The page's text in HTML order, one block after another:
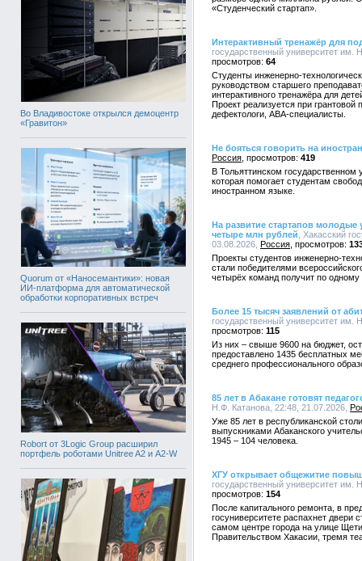
Во Владивостоке открылся демоцентр
«Гравитон»
Quorum от «Наносемантики»: новая
ИИ-платформа для автоматической
обработки корпоративных встреч
Robort от 3Logic Group расширил
портфель роботами Unitree A2 и A2-W
«Студенческий стартап».
Интерактивный тренажёр для
государственный университет им.
64
Студенты инженерно-
руководством старшего
интерактивного тренажёра для
Проект реализуется при грантовой
дефектологи, АВА-специалисты.
Не бояться говорить на
Россия
419
В Тольяттинском государственном
которая помогает студентам
иностранном языке.
На развитие стартапов
четыре млн рублей , Хакасский
03.08.2026, Россия
Проекты студентов инженерно-
стали победителями
четырёх команд получит по
Более 15 тысяч заявлений от
государственный университет им.
115
Из них – свыше 9600 на бюджет,
предоставлено 1435 бесплатных
среднего профессионального
85 лет в Абакане готовят
Н.Ф. Катанова, 22:48, 21.07.2026,
Уже 85 лет в республиканской
выпускниками Абаканского
1945 – 104 человека.
ХГУ открывает общежитие
государственный университет им.
154
После капитального ремонта, в
госуниверситете распахнет
самом центре города на улице
Правительством Хакасии, тремя